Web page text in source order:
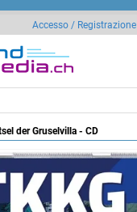
Accesso / Registrazione
der Gruselvilla - CD